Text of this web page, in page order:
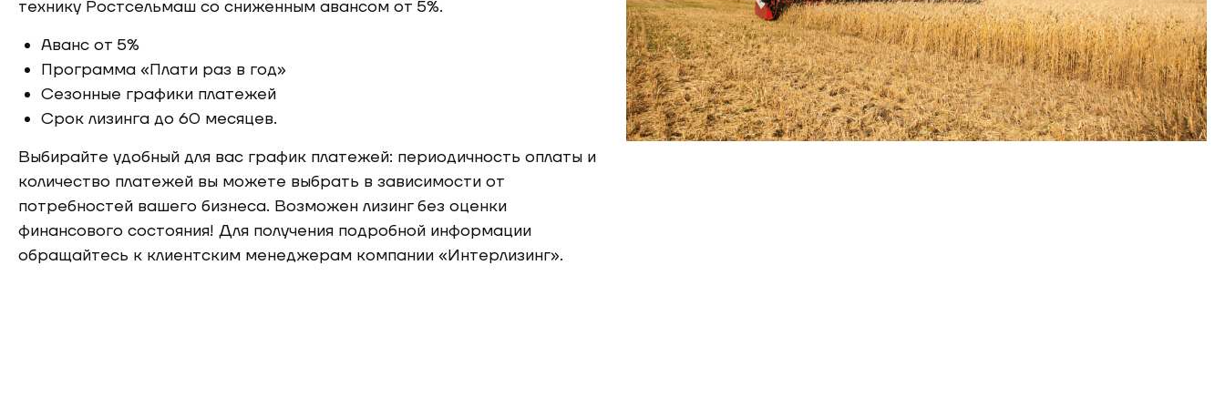
технику Ростсельмаш со сниженным авансом от 5%.
Аванс от 5%
Программа «Плати раз в год»
Сезонные графики платежей
Срок лизинга до 60 месяцев.
Выбирайте удобный для вас график платежей: периодичность оплаты и
количество платежей вы можете выбрать в зависимости от
потребностей вашего бизнеса. Возможен лизинг без оценки
финансового состояния! Для получения подробной информации
обращайтесь к клиентским менеджерам компании «Интерлизинг».